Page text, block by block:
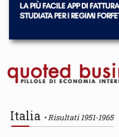
Italia Risultati 1951-1965